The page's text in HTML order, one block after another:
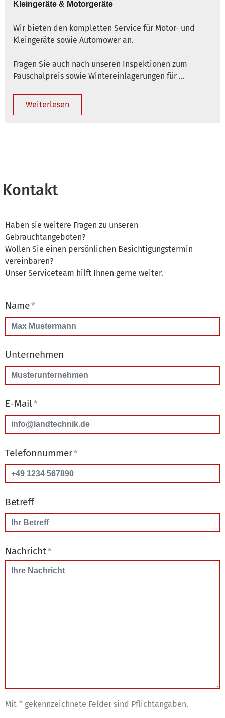
Kleingeräte & Motorgeräte
Wir bieten den kompletten Service für Motor- und
Kleingeräte sowie Automower an.
Fragen Sie auch nach unseren Inspektionen zum
Pauschalpreis sowie Wintereinlagerungen für …
Weiterlesen
Kontakt
Haben sie weitere Fragen zu unseren
Gebrauchtangeboten?
Wollen Sie einen persönlichen Besichtigungstermin
vereinbaren?
Unser Serviceteam hilft Ihnen gerne weiter.
Name*
Unternehmen
E-Mail*
Telefonnummer*
Betreff
Nachricht*
Mit * gekennzeichnete Felder sind Pflichtangaben.